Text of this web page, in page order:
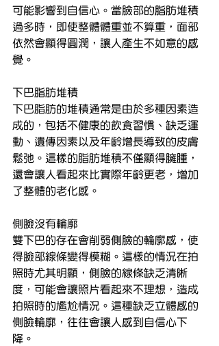
可能影響到自信心。當臉部的脂肪堆積
過多時，即使整體體重並不算重，面部
依然會顯得圓潤，讓人產生不如意的感
覺。
下巴脂肪堆積
下巴脂肪的堆積通常是由於多種因素造
成的，包括不健康的飲食習慣、缺乏運
動、遺傳因素以及年齡增長導致的皮膚
鬆弛。這樣的脂肪堆積不僅顯得臃腫，
還會讓人看起來比實際年齡更老，增加
了整體的老化感。
側臉沒有輪廓
雙下巴的存在會削弱側臉的輪廓感，使
得臉部線條變得模糊。這樣的情況在拍
照時尤其明顯，側臉的線條缺乏清晰
度，可能會讓照片看起來不理想，造成
拍照時的尷尬情況。這種缺乏立體感的
側臉輪廓，往往會讓人感到自信心下
降。